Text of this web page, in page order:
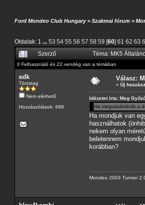
Ford Mondeo Club Hungary>Szakmai fórum >
Oldalak: 1 ... 53 54 55 56 57 58 59 [60] 61 62 63
Szerző
Téma: MK5
0 Felhasználó és 22 vendég van a témában
edk
Törzstag
Nem elérhető
Hozzászólások: 698
Válasz:
« Új
Idézetet írta: Meg
Ha megvásárolnák a
Ha mondjuk van
használhatok
nekem olyan
beletennem
korábban?
Mondeo 2003 Turnier